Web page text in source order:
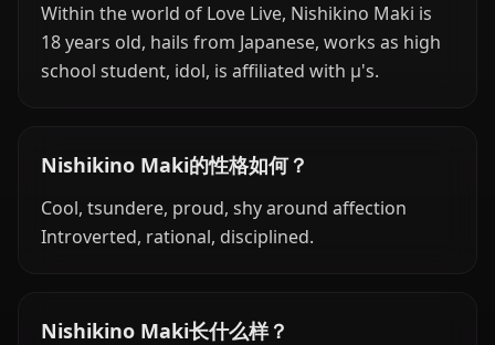
Within the world of Love Live, Nishikino Maki is
18 years old, hails from Japanese, works as high
school student, idol, is affiliated with μ's.
Nishikino Maki的性格如何？
Cool, tsundere, proud, shy around affection
Introverted, rational, disciplined.
Nishikino Maki长什么样？